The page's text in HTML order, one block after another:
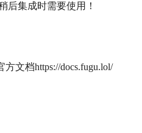
后集成时需要使用！
文档https://docs.fugu.lol/